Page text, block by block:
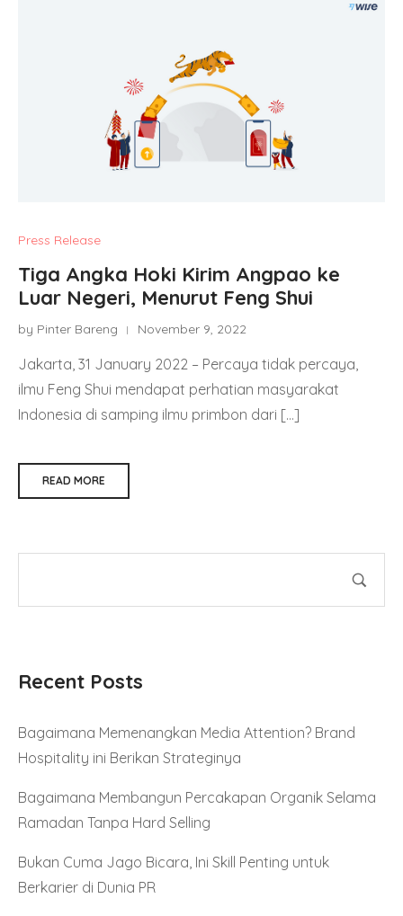
Recent Posts
Bagaimana Memenangkan Media Attention? Brand
Hospitality ini Berikan Strateginya
Bagaimana Membangun Percakapan Organik Selama
Ramadan Tanpa Hard Selling
Bukan Cuma Jago Bicara, Ini Skill Penting untuk
Berkarier di Dunia PR
Press Release
Tiga Angka Hoki Kirim Angpao ke
Luar Negeri, Menurut Feng Shui
by Pinter Bareng November 9, 2022
Jakarta, 31 January 2022 – Percaya tidak percaya,
ilmu Feng Shui mendapat perhatian masyarakat
Indonesia di samping ilmu primbon dari […]
READ MORE